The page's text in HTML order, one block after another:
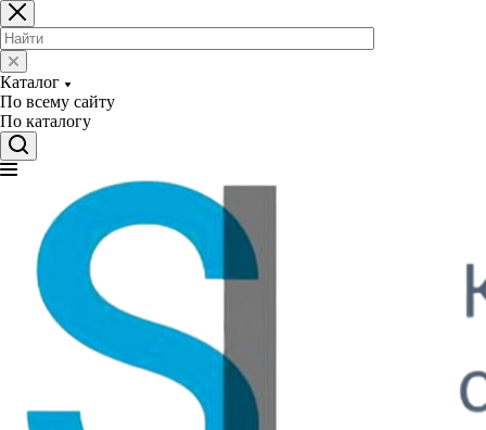
Каталог
По всему сайту
По каталогу